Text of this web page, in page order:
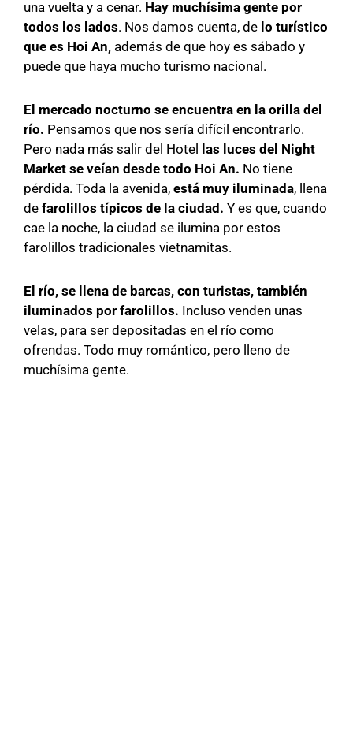
una vuelta y a cenar. Hay muchísima gente por
todos los lados. Nos damos cuenta, de lo turístico
que es Hoi An, además de que hoy es sábado y
puede que haya mucho turismo nacional.
El mercado nocturno se encuentra en la orilla del
río. Pensamos que nos sería difícil encontrarlo.
Pero nada más salir del Hotel
las luces del Night
Market se veían desde todo Hoi An. No tiene
pérdida. Toda la avenida, está muy iluminada, llena
de farolillos típicos de la ciudad. Y es que, cuando
cae la noche, la ciudad se ilumina por estos
farolillos tradicionales vietnamitas.
El río, se llena de barcas, con turistas, también
iluminados por farolillos. Incluso venden unas
velas, para ser depositadas en el río como
ofrendas. Todo muy romántico, pero lleno de
muchísima gente.